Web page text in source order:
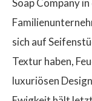
Soap Company
sich auf
Textur haben,
luxuriösen